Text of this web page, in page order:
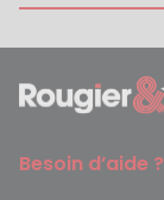
Besoin d’aide ?